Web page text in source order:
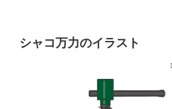
シャコ万力のイラスト